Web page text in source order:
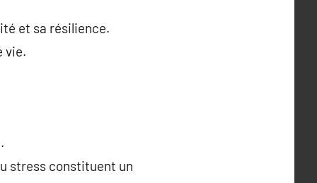
et sa résilience.
vie.
stress constituent un